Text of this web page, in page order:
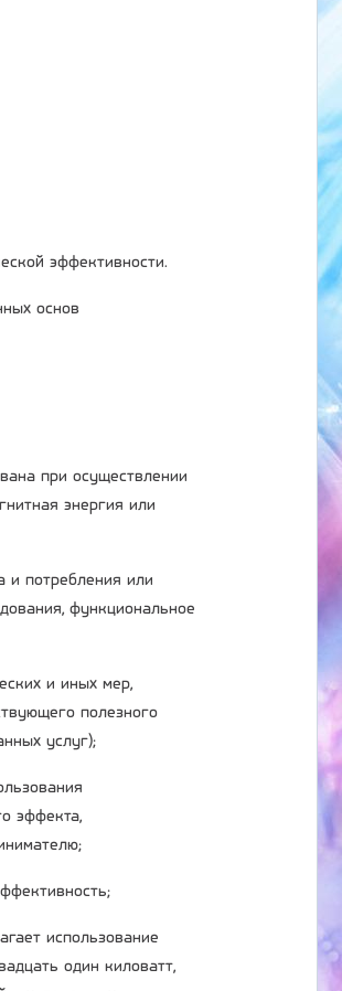
эффективности.
основ
при осуществлении
энергия или
и потребления или
функциональное
и иных мер,
полезного
услуг);
эффекта,
использование
один киловатт,